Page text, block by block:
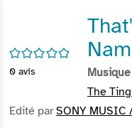
/5
0 avis
The
Edité parSONY MUSIC